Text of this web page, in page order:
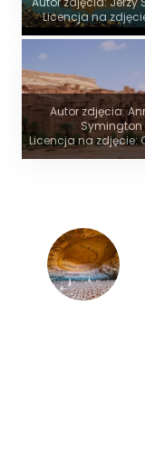
Licencja na
Autor zdjęcia:
Symington
Licencja na zdjęcie: